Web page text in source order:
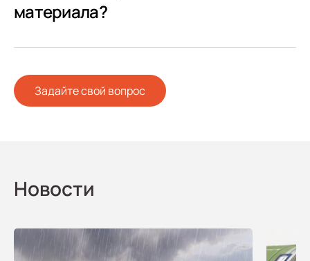
Задайте свой вопрос
материала?
Новости